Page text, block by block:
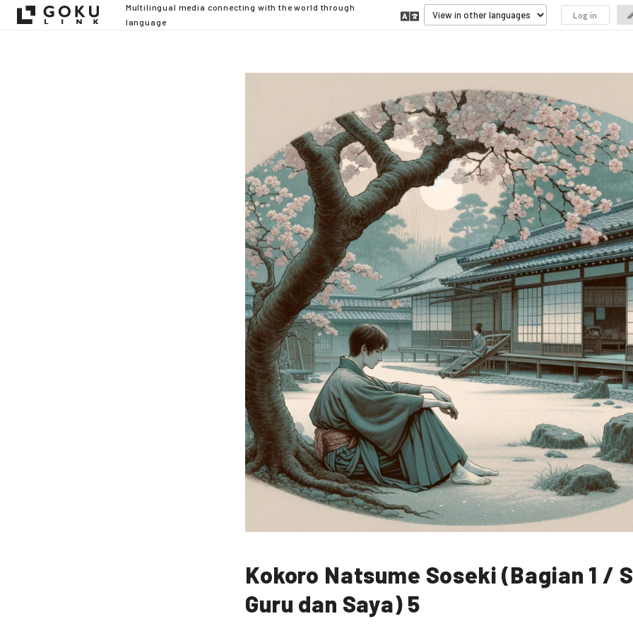
Multilingual media connecting with the world through
language
Log in
Kokoro Natsume Soseki (Bagian 1 /
Guru dan Saya) 5